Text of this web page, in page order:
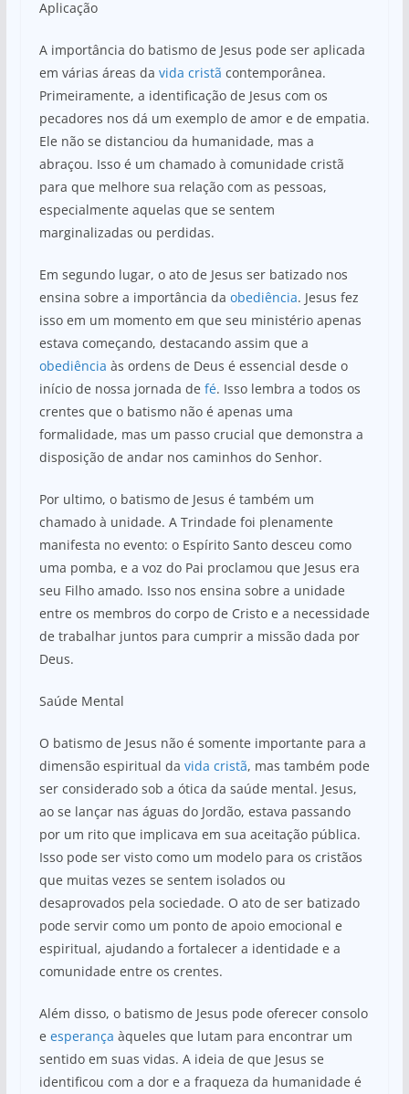
Aplicação
A importância do batismo de Jesus pode ser aplicada
em várias áreas da vida cristã contemporânea.
Primeiramente, a identificação de Jesus com os
pecadores nos dá um exemplo de amor e de empatia.
Ele não se distanciou da humanidade, mas a
abraçou. Isso é um chamado à comunidade cristã
para que melhore sua relação com as pessoas,
especialmente aquelas que se sentem
marginalizadas ou perdidas.
Em segundo lugar, o ato de Jesus ser batizado nos
ensina sobre a importância da obediência. Jesus fez
isso em um momento em que seu ministério apenas
estava começando, destacando assim que a
obediência às ordens de Deus é essencial desde o
início de nossa jornada de fé. Isso lembra a todos os
crentes que o batismo não é apenas uma
formalidade, mas um passo crucial que demonstra a
disposição de andar nos caminhos do Senhor.
Por ultimo, o batismo de Jesus é também um
chamado à unidade. A Trindade foi plenamente
manifesta no evento: o Espírito Santo desceu como
uma pomba, e a voz do Pai proclamou que Jesus era
seu Filho amado. Isso nos ensina sobre a unidade
entre os membros do corpo de Cristo e a necessidade
de trabalhar juntos para cumprir a missão dada por
Deus.
Saúde Mental
O batismo de Jesus não é somente importante para a
dimensão espiritual da vida cristã, mas também pode
ser considerado sob a ótica da saúde mental. Jesus,
ao se lançar nas águas do Jordão, estava passando
por um rito que implicava em sua aceitação pública.
Isso pode ser visto como um modelo para os cristãos
que muitas vezes se sentem isolados ou
desaprovados pela sociedade. O ato de ser batizado
pode servir como um ponto de apoio emocional e
espiritual, ajudando a fortalecer a identidade e a
comunidade entre os crentes.
Além disso, o batismo de Jesus pode oferecer consolo
e esperança àqueles que lutam para encontrar um
sentido em suas vidas. A ideia de que Jesus se
identificou com a dor e a fraqueza da humanidade é